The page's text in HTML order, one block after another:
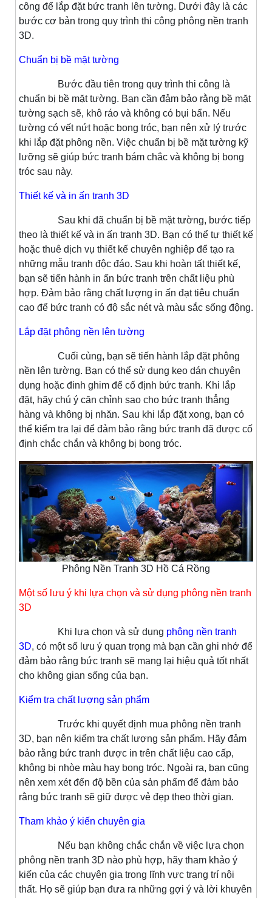
công để lắp đặt bức tranh lên tường. Dưới đây là các
bước cơ bản trong quy trình thi công phông nền tranh
3D.
Chuẩn bị bề mặt tường
Bước đầu tiên trong quy trình thi công là
chuẩn bị bề mặt tường. Bạn cần đảm bảo rằng bề mặt
tường sạch sẽ, khô ráo và không có bụi bẩn. Nếu
tường có vết nứt hoặc bong tróc, bạn nên xử lý trước
khi lắp đặt phông nền. Việc chuẩn bị bề mặt tường kỹ
lưỡng sẽ giúp bức tranh bám chắc và không bị bong
tróc sau này.
Thiết kế và in ấn tranh 3D
Sau khi đã chuẩn bị bề mặt tường, bước tiếp
theo là thiết kế và in ấn tranh 3D. Bạn có thể tự thiết kế
hoặc thuê dịch vụ thiết kế chuyên nghiệp để tạo ra
những mẫu tranh độc đáo. Sau khi hoàn tất thiết kế,
bạn sẽ tiến hành in ấn bức tranh trên chất liệu phù
hợp. Đảm bảo rằng chất lượng in ấn đạt tiêu chuẩn
cao để bức tranh có độ sắc nét và màu sắc sống động.
Lắp đặt phông nền lên tường
Cuối cùng, bạn sẽ tiến hành lắp đặt phông
nền lên tường. Bạn có thể sử dụng keo dán chuyên
dụng hoặc đinh ghim để cố định bức tranh. Khi lắp
đặt, hãy chú ý căn chỉnh sao cho bức tranh thẳng
hàng và không bị nhăn. Sau khi lắp đặt xong, bạn có
thể kiểm tra lại để đảm bảo rằng bức tranh đã được cố
định chắc chắn và không bị bong tróc.
Phông Nền Tranh 3D Hồ Cá Rồng
Một số lưu ý khi lựa chọn và sử dụng phông nền tranh
3D
Khi lựa chọn và sử dụng phông nền tranh
3D, có một số lưu ý quan trọng mà bạn cần ghi nhớ để
đảm bảo rằng bức tranh sẽ mang lại hiệu quả tốt nhất
cho không gian sống của bạn.
Kiểm tra chất lượng sản phẩm
Trước khi quyết định mua phông nền tranh
3D, bạn nên kiểm tra chất lượng sản phẩm. Hãy đảm
bảo rằng bức tranh được in trên chất liệu cao cấp,
không bị nhòe màu hay bong tróc. Ngoài ra, bạn cũng
nên xem xét đến độ bền của sản phẩm để đảm bảo
rằng bức tranh sẽ giữ được vẻ đẹp theo thời gian.
Tham khảo ý kiến chuyên gia
Nếu bạn không chắc chắn về việc lựa chọn
phông nền tranh 3D nào phù hợp, hãy tham khảo ý
kiến của các chuyên gia trong lĩnh vực trang trí nội
thất. Họ sẽ giúp bạn đưa ra những gợi ý và lời khuyên